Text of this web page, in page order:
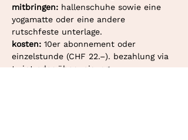
mitbringen: hallenschuhe sowie eine
yogamatte oder eine andere
rutschfeste unterlage.
kosten: 10er abonnement oder
einzelstunde (CHF 22.–). bezahlung via
twint oder überweisung.